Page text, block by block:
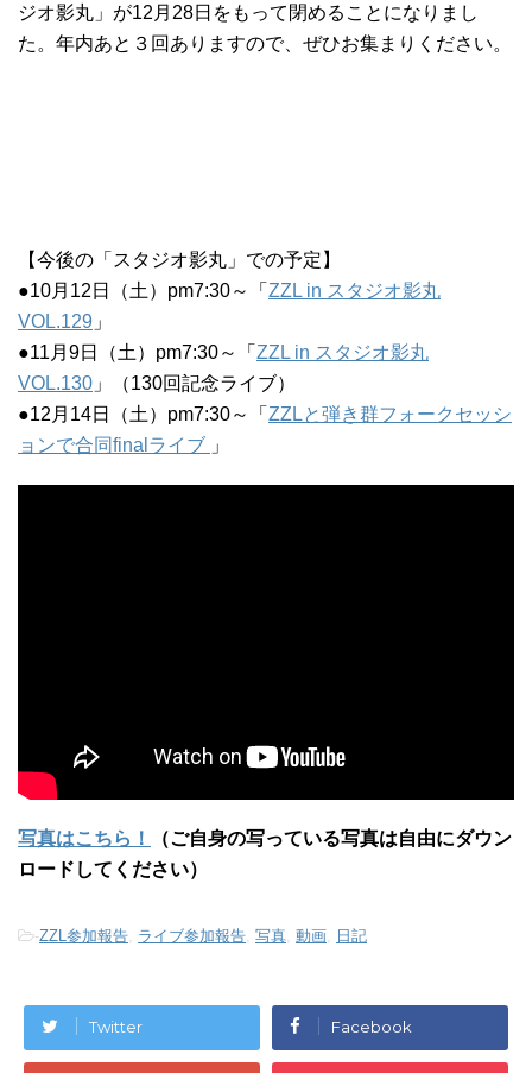
ジオ影丸」が12月28日をもって閉めることになりまし
た。年内あと３回ありますので、ぜひお集まりください。
【今後の「スタジオ影丸」での予定】
●10月12日（土）pm7:30～「 ZZL in スタジオ影丸
VOL.129 」
●11月9日（土）pm7:30～「 ZZL in スタジオ影丸
VOL.130 」（130回記念ライブ）
●12月14日（土）pm7:30～「 ZZLと弾き群フォークセッシ
ョンで合同finalライブ 」
写真はこちら！
（ご自身の写っている写真は自由にダウン
ロードしてください）
-ZZL参加報告 ライブ参加報告 写真 動画 日記
Twitter Facebook